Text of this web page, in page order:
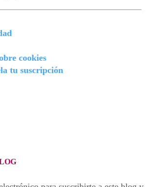
cookies
tu suscripción